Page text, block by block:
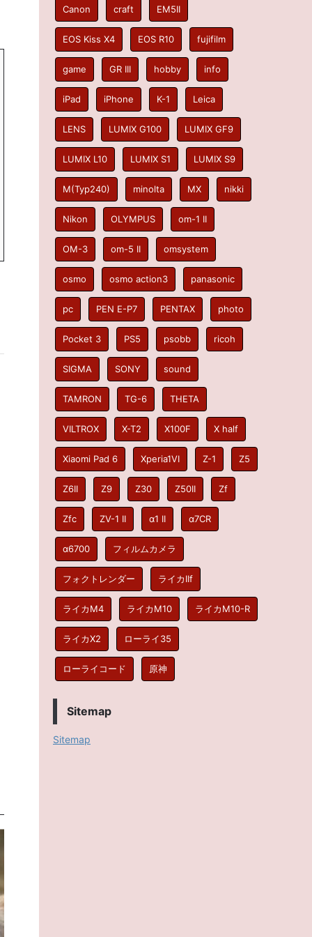
Canon craft EM5II
EOS Kiss X4 EOS R10 fujifilm
game GR III hobby info
iPad iPhone K-1 Leica
LENS LUMIX G100 LUMIX GF9
LUMIX L10 LUMIX S1 LUMIX S9
M(Typ240) minolta MX nikki
Nikon OLYMPUS om-1 II
OM-3 om-5 II omsystem
osmo osmo action3 panasonic
pc PEN E-P7 PENTAX photo
Pocket 3 PS5 psobb ricoh
SIGMA SONY sound
TAMRON TG-6 THETA
VILTROX X-T2 X100F X half
Xiaomi Pad 6 Xperia1VI Z-1 Z5
Z6II Z9 Z30 Z50II Zf
Zfc ZV-1 II α1 II α7CR
α6700 フィルムカメラ
フォクトレンダー ライカIIf
ライカM4 ライカM10 ライカM10-R
ライカX2 ローライ35
ローライコード 原神
Sitemap
Sitemap